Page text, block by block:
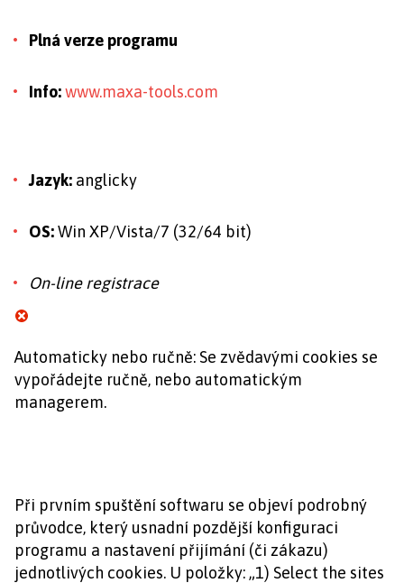
Plná verze programu
Info:www.maxa-tools.com
Jazyk: anglicky
OS:Win XP/Vista/7 (32/64 bit)
On-line registrace
Automaticky nebo ručně: Se zvědavými cookies se
vypořádejte ručně, nebo automatickým
managerem.
Při prvním spuštění softwaru se objeví podrobný
průvodce, který usnadní pozdější konfiguraci
programu a nastavení přijímání (či zákazu)
jednotlivých cookies. U položky: „1) Select the sites